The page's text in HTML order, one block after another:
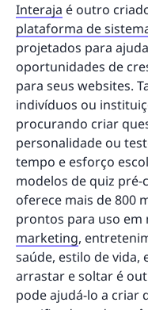
Interaja é outro
plataforma de
projetados para
oportunidades de
para seus websites.
indivíduos ou
procurando criar
personalidade ou
tempo e esforço
modelos de quiz
oferece mais de 800
prontos para uso em
marketing,
saúde, estilo de vida,
arrastar e soltar é
pode ajudá-lo a criar